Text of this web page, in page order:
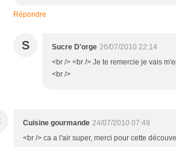
Répondre
S Sucre D'orge 26/07/2010 22:14
<br /> <br /> Je te remercie je vais
<br />
Cuisine gourmande 24/07/2010 07:49
<br /> ca a l'air super, merci pour cette